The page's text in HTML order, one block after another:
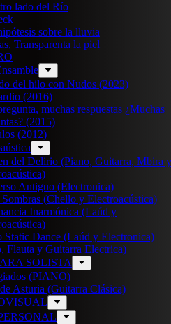
lado del Río
sobre la lluvia
Transparenta la piel
del hilo con Nudos (2023)
(2016)
muchas respuestas ¿Muchas
(2015)
(2012)
del Delirio (Piano, Guitarra, Mbira y
Antiguo (Electronica)
(Chello y Electroacústica)
Inarmónica (Laúd y
Static Dance (Laúd y Electronica)
Flauta y Guitarra Electrica)
SOLISTA
(PIANO)
Asturia (Guitarra Clásica)